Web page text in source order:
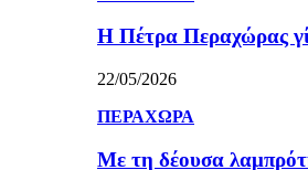
Η Πέτρα Περαχώρας
22/05/2026
ΠΕΡΑΧΩΡΑ
Με τη δέουσα